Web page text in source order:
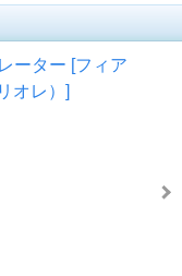
ーター [フィア
オレ）]